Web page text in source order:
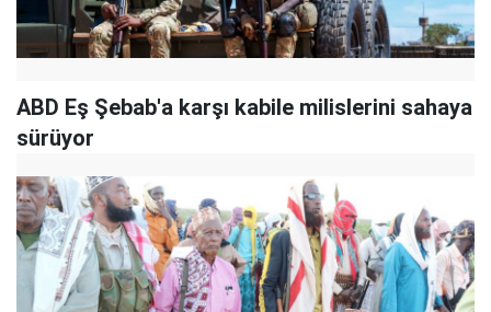
ABD Eş Şebab'a karşı kabile milislerini sahaya
sürüyor